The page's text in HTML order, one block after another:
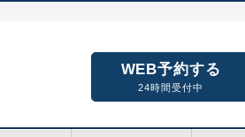
WEB予約する
24時間受付中